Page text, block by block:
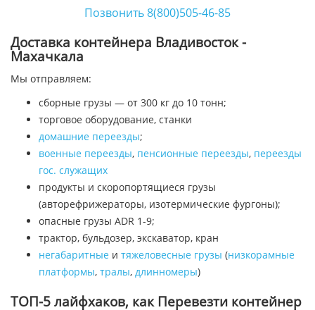
Позвонить 8(800)505-46-85
Доставка контейнера Владивосток -
Махачкала
Мы отправляем:
сборные грузы — от 300 кг до 10 тонн;
торговое оборудование, станки
домашние переезды;
военные переезды, пенсионные переезды, переезды
гос. служащих
продукты и скоропортящиеся грузы
(авторефрижераторы, изотермические фургоны);
опасные грузы ADR 1-9;
трактор, бульдозер, экскаватор, кран
негабаритные и тяжеловесные грузы (низкорамные
платформы, тралы, длинномеры)
ТОП-5 лайфхаков, как Перевезти контейнер